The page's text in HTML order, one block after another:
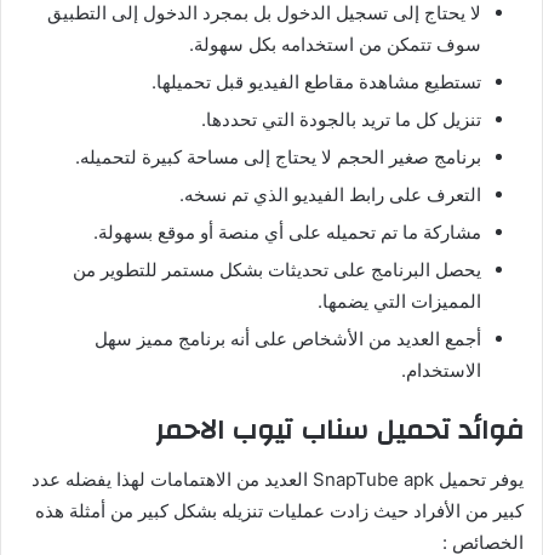
لا يحتاج إلى تسجيل الدخول بل بمجرد الدخول إلى التطبيق
سوف تتمكن من استخدامه بكل سهولة.
تستطيع مشاهدة مقاطع الفيديو قبل تحميلها.
تنزيل كل ما تريد بالجودة التي تحددها.
برنامج صغير الحجم لا يحتاج إلى مساحة كبيرة لتحميله.
التعرف على رابط الفيديو الذي تم نسخه.
مشاركة ما تم تحميله على أي منصة أو موقع بسهولة.
يحصل البرنامج على تحديثات بشكل مستمر للتطوير من
المميزات التي يضمها.
أجمع العديد من الأشخاص على أنه برنامج مميز سهل
الاستخدام.
فوائد تحميل سناب تيوب الاحمر
يوفر تحميل SnapTube apk العديد من الاهتمامات لهذا يفضله عدد
كبير من الأفراد حيث زادت عمليات تنزيله بشكل كبير من أمثلة هذه
الخصائص :